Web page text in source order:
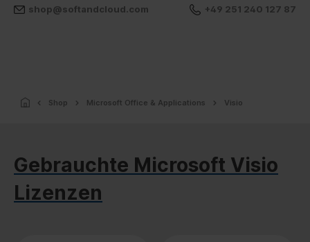
shop@softandcloud.com +49 251 240 127 87
Shop Microsoft Office & Applications Visio
Gebrauchte Microsoft Visio
Lizenzen